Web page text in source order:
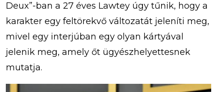
Deux”-ban a 27 éves Lawtey úgy tűnik, hogy a
karakter egy feltörekvő változatát jeleníti meg,
mivel egy interjúban egy olyan kártyával
jelenik meg, amely őt ügyészhelyettesnek
mutatja.